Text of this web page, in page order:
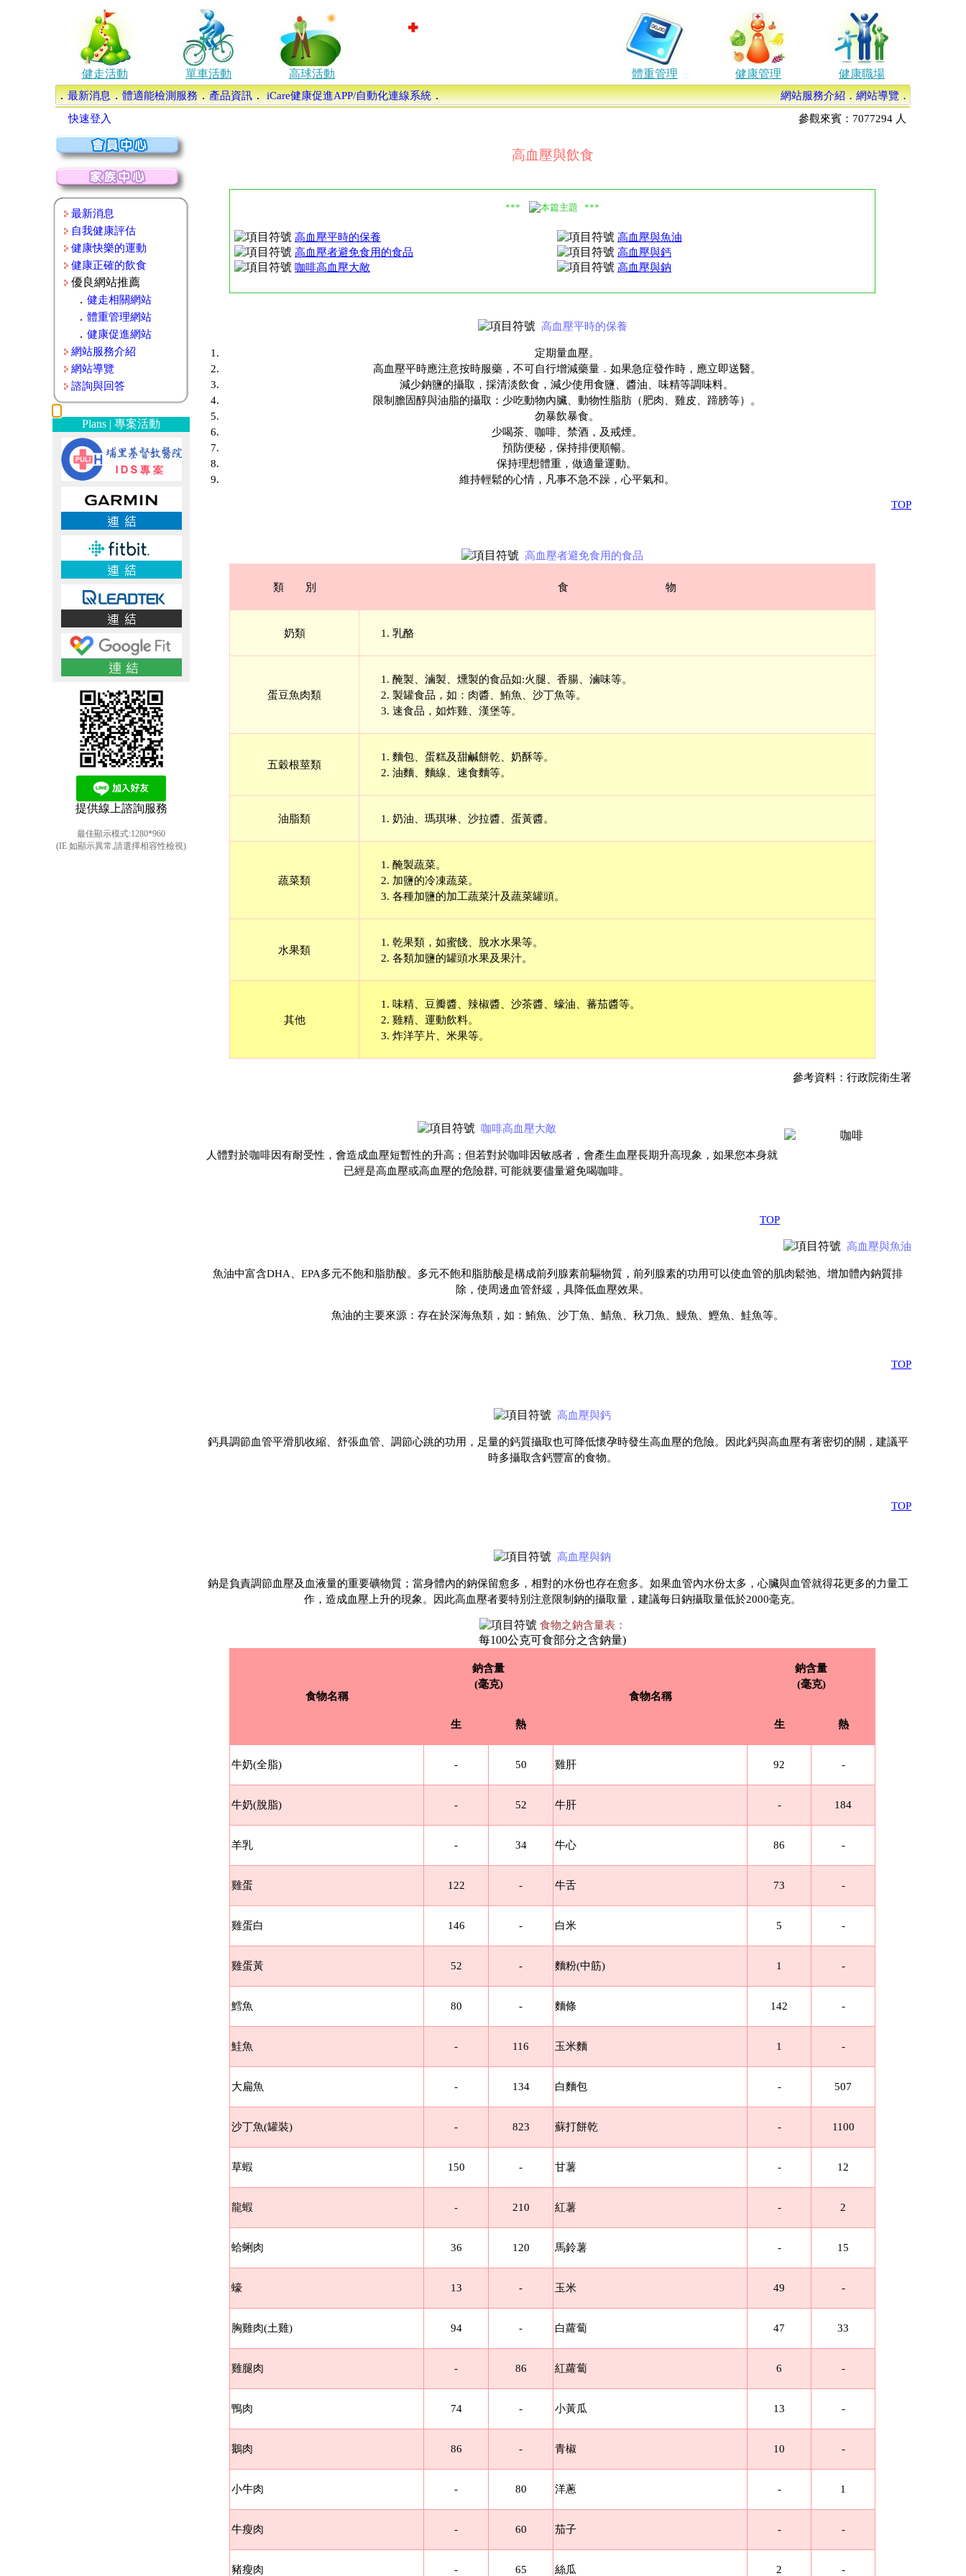
健走活動 單車活動 高球活動 體重管理 健康管理
健康職場
．最新消息．體適能檢測服務．產品資訊．iCare健康促進APP/自動化連線系統． 網站服務介紹．網站導覽．
快速登入
參觀來賓： 7077294 人
最新消息
自我健康評估
健康快樂的運動
健康正確的飲食
優良網站推薦
． 健走相關網站
． 體重管理網站
． 健康促進網站
網站服務介紹
網站導覽
諮詢與回答
Plans | 專案活動
提供線上諮詢服務
最佳顯示模式:1280*960
(IE 如顯示異常,請選擇相容性檢視)
高血壓與飲食
*** ***
高血壓平時的保養
高血壓者避免食用的食品
咖啡高血壓大敵
高血壓與魚油
高血壓與鈣
高血壓與鈉
高血壓平時的保養
定期量血壓。
高血壓平時應注意按時服藥，不可自行增減藥量．如果急症發作時，應立即送醫。
減少鈉鹽的攝取，採清淡飲食，減少使用食鹽、醬油、味精等調味料。
限制膽固醇與油脂的攝取：少吃動物內臟、動物性脂肪（肥肉、雞皮、蹄膀等）。
勿暴飲暴食。
少喝茶、咖啡、禁酒，及戒煙。
預防便秘，保持排便順暢。
保持理想體重，做適量運動。
維持輕鬆的心情，凡事不急不躁，心平氣和。
TOP
高血壓者避免食用的食品
類 別 食 物
奶類 乳酪
蛋豆魚肉類
醃製、滷製、燻製的食品如:火腿、香腸、滷味等。
製罐食品，如：肉醬、鮪魚、沙丁魚等。
速食品，如炸雞、漢堡等。
五穀根莖類
麵包、蛋糕及甜鹹餅乾、奶酥等。
油麵、麵線、速食麵等。
油脂類 奶油、瑪琪琳、沙拉醬、蛋黃醬。
蔬菜類
醃製蔬菜。
加鹽的冷凍蔬菜。
各種加鹽的加工蔬菜汁及蔬菜罐頭。
水果類
乾果類，如蜜餞、脫水水果等。
各類加鹽的罐頭水果及果汁。
其他
味精、豆瓣醬、辣椒醬、沙茶醬、蠔油、蕃茄醬等。
雞精、運動飲料。
炸洋芋片、米果等。
參考資料：行政院衛生署
咖啡高血壓大敵
人體對於咖啡因有耐受性，會造成血壓短暫性的升高；但若對於咖啡因敏感者，會產生血壓長期升高現象，如果您本身就
已經是高血壓或高血壓的危險群, 可能就要儘量避免喝咖啡。
TOP
高血壓與魚油
魚油中富含DHA、EPA多元不飽和脂肪酸。多元不飽和脂肪酸是構成前列腺素前驅物質，前列腺素的功用可以使血管的肌肉鬆弛、增加體內鈉質排
除，使周邊血管舒緩，具降低血壓效果。
魚油的主要來源：存在於深海魚類，如：鮪魚、沙丁魚、鯖魚、秋刀魚、鰻魚、鰹魚、鮭魚等。
TOP
高血壓與鈣
鈣具調節血管平滑肌收縮、舒張血管、調節心跳的功用，足量的鈣質攝取也可降低懷孕時發生高血壓的危險。因此鈣與高血壓有著密切的關，建議平
時多攝取含鈣豐富的食物。
TOP
高血壓與鈉
鈉是負責調節血壓及血液量的重要礦物質；當身體內的鈉保留愈多，相對的水份也存在愈多。如果血管內水份太多，心臟與血管就得花更多的力量工
作，造成血壓上升的現象。因此高血壓者要特別注意限制鈉的攝取量，建議每日鈉攝取量低於2000毫克。
食物之鈉含量表：
每100公克可食部分之含鈉量)
食物名稱
鈉含量
(毫克)
食物名稱
鈉含量
(毫克)
生 熱 生 熱
牛奶(全脂) - 50 雞肝 92 -
牛奶(脫脂) - 52 牛肝 - 184
羊乳 - 34 牛心 86 -
雞蛋 122 - 牛舌 73 -
雞蛋白 146 - 白米 5 -
雞蛋黃 52 - 麵粉(中筋) 1 -
鱈魚 80 - 麵條 142 -
鮭魚 - 116 玉米麵 1 -
大扁魚 - 134 白麵包 - 507
沙丁魚(罐裝) - 823 蘇打餅乾 - 1100
草蝦 150 - 甘薯 - 12
龍蝦 - 210 紅薯 - 2
蛤蜊肉 36 120 馬鈴薯 - 15
蠔 13 - 玉米 49 -
胸雞肉(土雞) 94 - 白蘿蔔 47 33
雞腿肉 - 86 紅蘿蔔 6 -
鴨肉 74 - 小黃瓜 13 -
鵝肉 86 - 青椒 10 -
小牛肉 - 80 洋蔥 - 1
牛瘦肉 - 60 茄子 - -
豬瘦肉 - 65 絲瓜 2 -